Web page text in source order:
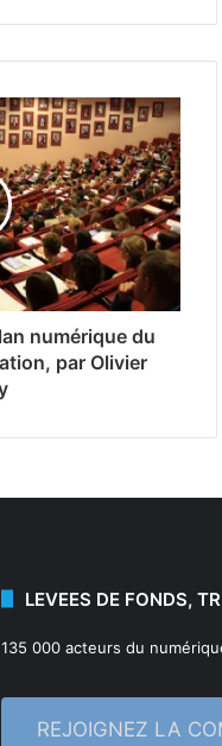
numérique du
par Olivier
LEVEES DE FONDS,
135 000 acteurs du
REJOIGNEZ LA